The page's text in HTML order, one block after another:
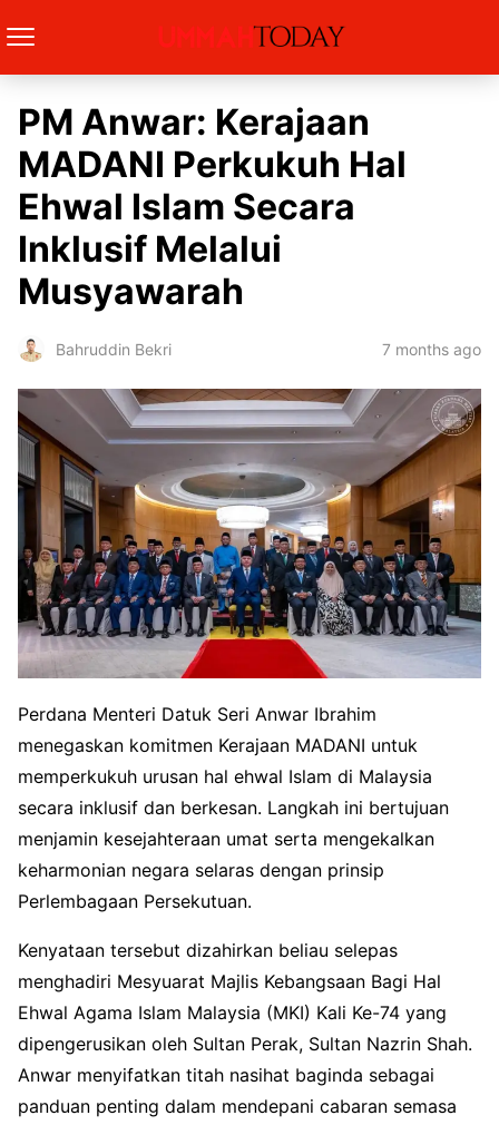
PM Anwar: Kerajaan
MADANI Perkukuh Hal
Ehwal Islam Secara
Inklusif Melalui
Musyawarah
Bahruddin Bekri 7 months ago
Perdana Menteri Datuk Seri Anwar Ibrahim
menegaskan komitmen Kerajaan MADANI untuk
memperkukuh urusan hal ehwal Islam di Malaysia
secara inklusif dan berkesan. Langkah ini bertujuan
menjamin kesejahteraan umat serta mengekalkan
keharmonian negara selaras dengan prinsip
Perlembagaan Persekutuan.
Kenyataan tersebut dizahirkan beliau selepas
menghadiri Mesyuarat Majlis Kebangsaan Bagi Hal
Ehwal Agama Islam Malaysia (MKI) Kali Ke-74 yang
dipengerusikan oleh Sultan Perak, Sultan Nazrin Shah.
Anwar menyifatkan titah nasihat baginda sebagai
panduan penting dalam mendepani cabaran semasa